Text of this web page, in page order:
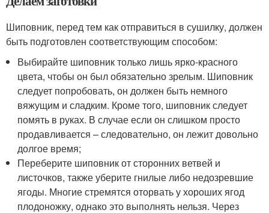
Шиповник, перед тем как отправиться в сушилку, должен
быть подготовлен соответствующим способом:
Выбирайте шиповник только лишь ярко-красного
цвета, чтобы он был обязательно зрелым. Шиповник
следует попробовать, он должен быть немного
вяжущим и сладким. Кроме того, шиповник следует
помять в руках. В случае если он слишком просто
продавливается – следовательно, он лежит довольно
долгое время;
Переберите шиповник от сторонних ветвей и
листочков, также уберите гнилые либо недозревшие
ягоды. Многие стремятся оторвать у хороших ягод
плодоножку, однако это выполнять нельзя. Через